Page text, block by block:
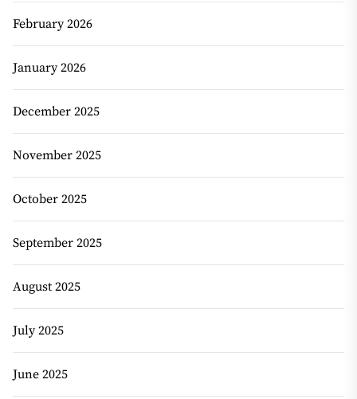
February 2026
January 2026
December 2025
November 2025
October 2025
September 2025
August 2025
July 2025
June 2025